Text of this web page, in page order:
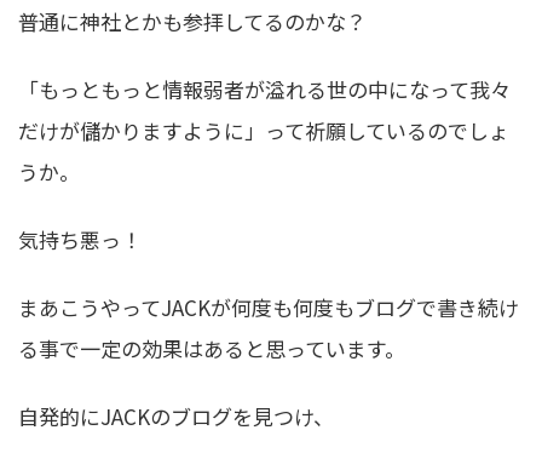
普通に神社とかも参拝してるのかな？
「もっともっと情報弱者が溢れる世の中になって我々
だけが儲かりますように」って祈願しているのでしょ
うか。
気持ち悪っ！
まあこうやってJACKが何度も何度もブログで書き続け
る事で一定の効果はあると思っています。
自発的にJACKのブログを見つけ、